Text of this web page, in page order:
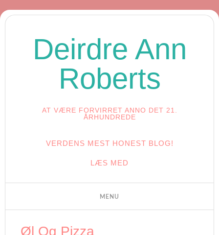
Deirdre Ann
Roberts
AT VÆRE FORVIRRET ANNO DET 21.
ÅRHUNDREDE
VERDENS MEST HONEST BLOG!
LÆS MED
Øl Og Pizza